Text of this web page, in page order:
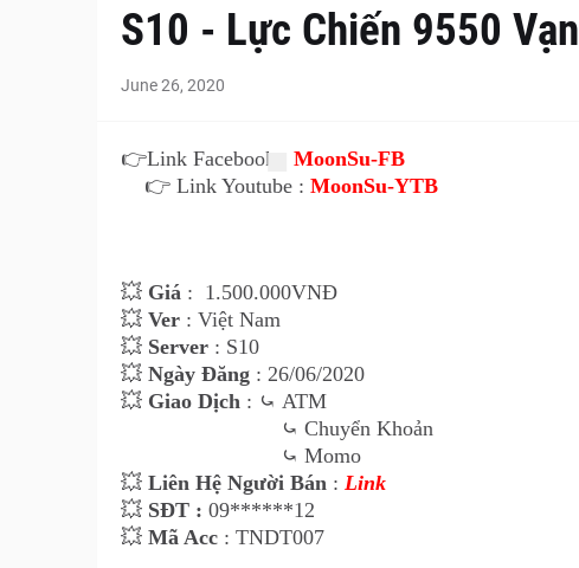
S10 - Lực Chiến 9550 Vạn
June 26, 2020
👉Link Facebook : MoonSu-FB
👉 Link Youtube : MoonSu-YTB
💥 Giá : 1.500.000VNĐ
💥 Ver : Việt Nam
💥 Server : S10
💥 Ngày Đăng : 26/06/2020
💥 Giao Dịch : ⤿ ATM
⤿ Chuyển Khoản
⤿ Momo
💥 Liên Hệ Người Bán : Link
💥 SĐT : 09******12
💥 Mã Acc : TNDT007